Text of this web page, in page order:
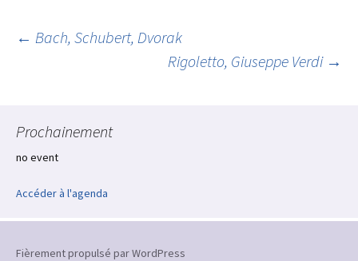
Navigation
articles
← Bach, Schubert, Dvorak
Rigoletto, Giuseppe Verdi →
Prochainement
no event
Accéder à l'agenda
Fièrement propulsé par WordPress